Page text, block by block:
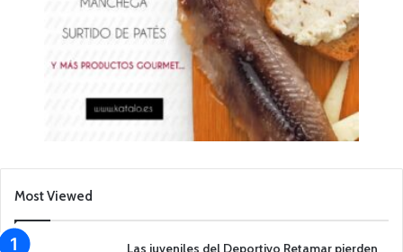
Most Viewed
Las juveniles del Deportivo Retamar pierden